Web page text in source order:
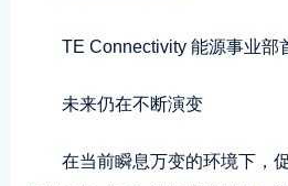
TE Connectivity 能源事业部
未来仍在不断演变
在当前瞬息万变的环境下，